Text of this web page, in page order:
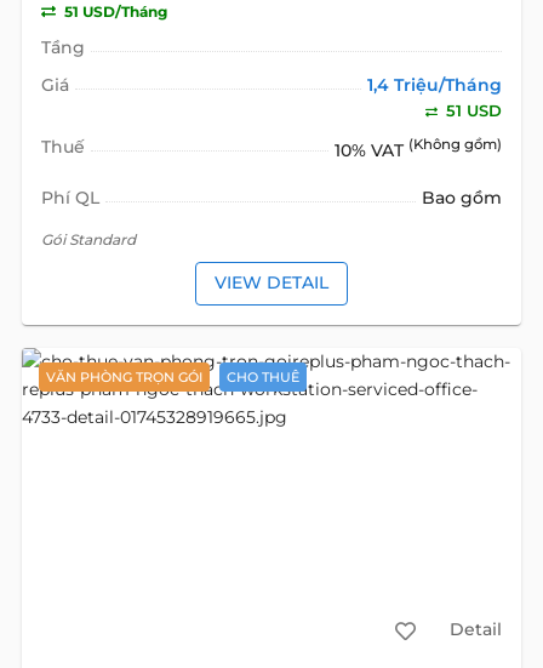
51 USD/Tháng
Tầng
Giá
1,4 Triệu/Tháng
51 USD
Thuế 10% VAT (Không gồm)
Phí QL Bao gồm
Gói Standard
VIEW DETAIL
VĂN PHÒNG TRỌN GÓI CHO THUÊ
Detail